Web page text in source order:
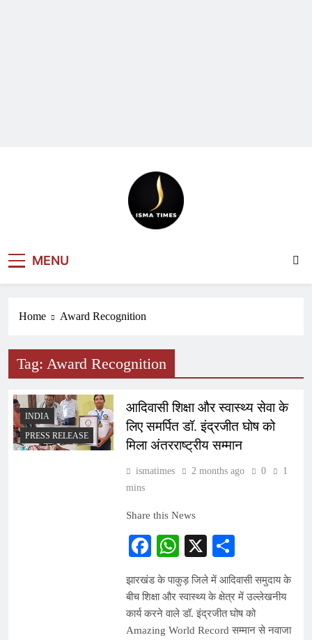
MENU
Home Award Recognition
Tag: Award Recognition
INDIA
PRESS RELEASE
आदिवासी शिक्षा और स्वास्थ्य सेवा के
लिए समर्पित डॉ. इंद्रजीत घोष को
मिला अंतरराष्ट्रीय सम्मान
ismatimes 2 months ago 0
1
mins
Share this News
Facebook
WhatsApp
X
झारखंड के पाकुड़ जिले में आदिवासी समुदाय के
बीच शिक्षा और स्वास्थ्य के क्षेत्र में उल्लेखनीय
कार्य करने वाले डॉ. इंद्रजीत घोष को
Amazing World Record सम्मान से नवाजा